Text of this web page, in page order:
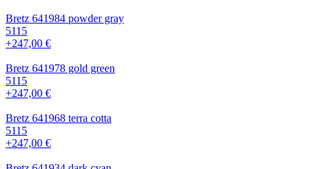
Bretz 641984 powder gray
5115
+247,00 €
Bretz 641978 gold green
5115
+247,00 €
Bretz 641968 terra cotta
5115
+247,00 €